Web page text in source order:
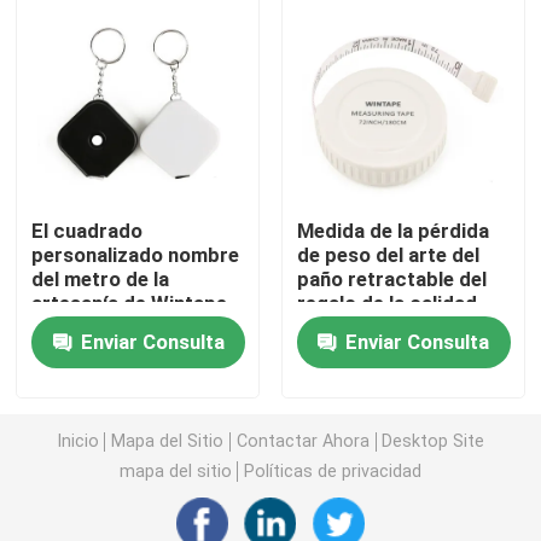
Cinta métrica del diámetro
Cinta métrica animal del peso
calibrador de las grasas de cuerpo
Mediados de cinta de la circunferencia del brazo
Cinta métrica de papel
cinta métrica de acero
El cuadrado
personalizado nombre
del metro de la
artesanía de Wintape
forma tirón liso y
contrae medidas del
mecanismo graba con
Enviar Consulta
Medida de la pérdida
de peso del arte del
paño retractable del
regalo de la calidad
79inch 2Meters Mini
Compact Soft Auto
Lock de Wintape que
Enviar Consulta
Inicio Mapa del Sitio Contactar Ahora
Desktop Site
mapa del sitio
Políticas de privacidad